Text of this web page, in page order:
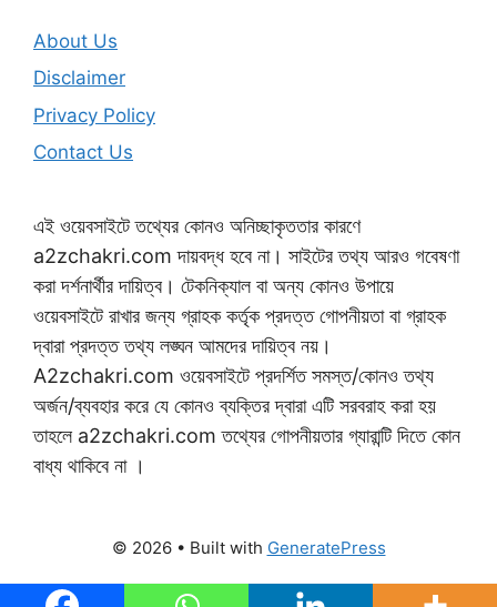
About Us
Disclaimer
Privacy Policy
Contact Us
এই ওয়েবসাইটে তথ্যের কোনও অনিচ্ছাকৃততার কারণে
a2zchakri.com দায়বদ্ধ হবে না। সাইটের তথ্য আরও গবেষণা
করা দর্শনার্থীর দায়িত্ব। টেকনিক্যাল বা অন্য কোনও উপায়ে
ওয়েবসাইটে রাখার জন্য গ্রাহক কর্তৃক প্রদত্ত গোপনীয়তা বা গ্রাহক
দ্বারা প্রদত্ত তথ্য লঙ্ঘন আমদের দায়িত্ব নয়।
A2zchakri.com ওয়েবসাইটে প্রদর্শিত সমস্ত/কোনও তথ্য
অর্জন/ব্যবহার করে যে কোনও ব্যক্তির দ্বারা এটি সরবরাহ করা হয়
তাহলে a2zchakri.com তথ্যের গোপনীয়তার গ্যারান্টি দিতে কোন
বাধ্য থাকিবে না ।
© 2026 • Built with GeneratePress